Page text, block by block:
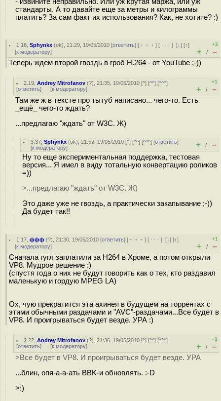
стандарты. А то давайте еще за метры и килограммы
платить? За сам факт их использования? Как, не хотите? :)
1.16 ,Sphynkx (ok), 21:29, 19/05/2010 [ответить] [ ﹢﹢﹢] [ · · ·][↓] [↑]
[к модератору]
+3
+ / –
Теперь ждем второй гвоздь в гроб H.264 - от YouTube ;-))
2.19 ,Andrey Mitrofanov (?), 21:35, 19/05/2010 [^] [^^] [^^^]
[ответить] [к модератору]
+1
+ / –
Там же ж в тексте про тытуб написано... чего-то. Есть
_ещё_ чего-то ждать?
...предлагаю "ждать" от W3C. Ж)
3.37 ,Sphynkx (ok), 21:52, 19/05/2010 [^] [^^] [^^^] [ответить]
[к модератору] + / –
Ну то еще экспериментальная поддержка, тестовая
версия... Я имел в виду тотальную конвертацию роликов
=))
>...предлагаю "ждать" от W3C. Ж)
Это даже уже не гвоздь, а практически закапывание ;-))
Да будет так!!
1.17 ,ффф (?), 21:30, 19/05/2010 [ответить] [ ﹢﹢﹢] [ · · ·][↓] [↑]
[к модератору]
+1
+ / –
Сначала гугл заплатили за H264 в Хроме, а потом открыли
VP8. Мудрое решение :)
(спустя года о них не будут говорить как о тех, кто раздавил
маленькую и гордую MPEG LA)
Ох, чую прекратится эта ахинея в будущем на торрентах с
этими обычными раздачами и "AVC"-раздачами...Все будет в
VP8. И проигрываться будет везде. УРА :)
2.22 ,Andrey Mitrofanov (?), 21:36, 19/05/2010 [^] [^^] [^^^]
[ответить] [к модератору]
+1
+ / –
>Все будет в VP8. И проигрываться будет везде. УРА
...блин, опя-а-а-ать BBK-и обновлять. :-D
>:)